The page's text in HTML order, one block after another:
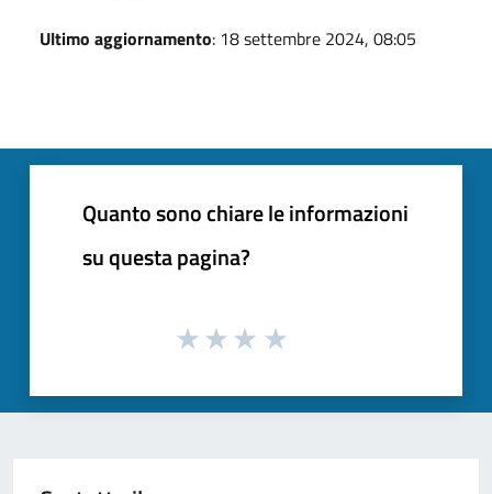
Ultimo aggiornamento: 18 settembre 2024, 08:05
Quanto sono chiare le informazioni
su questa pagina?